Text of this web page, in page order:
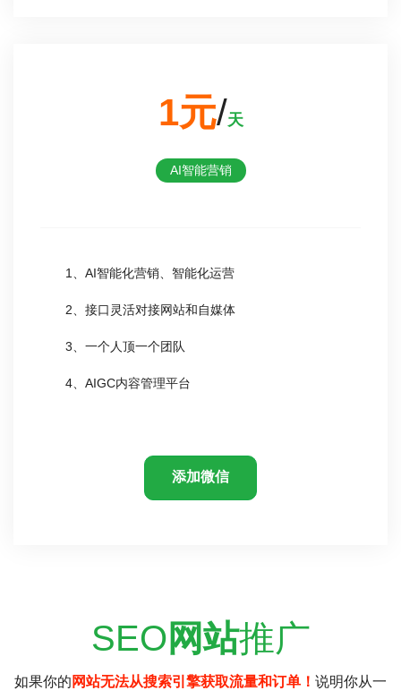
1元/天
AI智能营销
1、AI智能化营销、智能化运营
2、接口灵活对接网站和自媒体
3、一个人顶一个团队
4、AIGC内容管理平台
添加微信
SEO 网站推广
如果你的 网站无法从搜索引擎获取流量和订单！ 说明你从一